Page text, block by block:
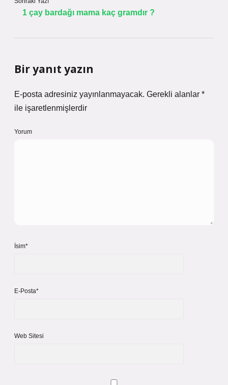
1 çay bardağı mama kaç gramdır ?
Bir yanıt yazın
E-posta adresiniz yayınlanmayacak. Gerekli alanlar *
ile işaretlenmişlerdir
Yorum
İsim*
E-Posta*
Web Sitesi